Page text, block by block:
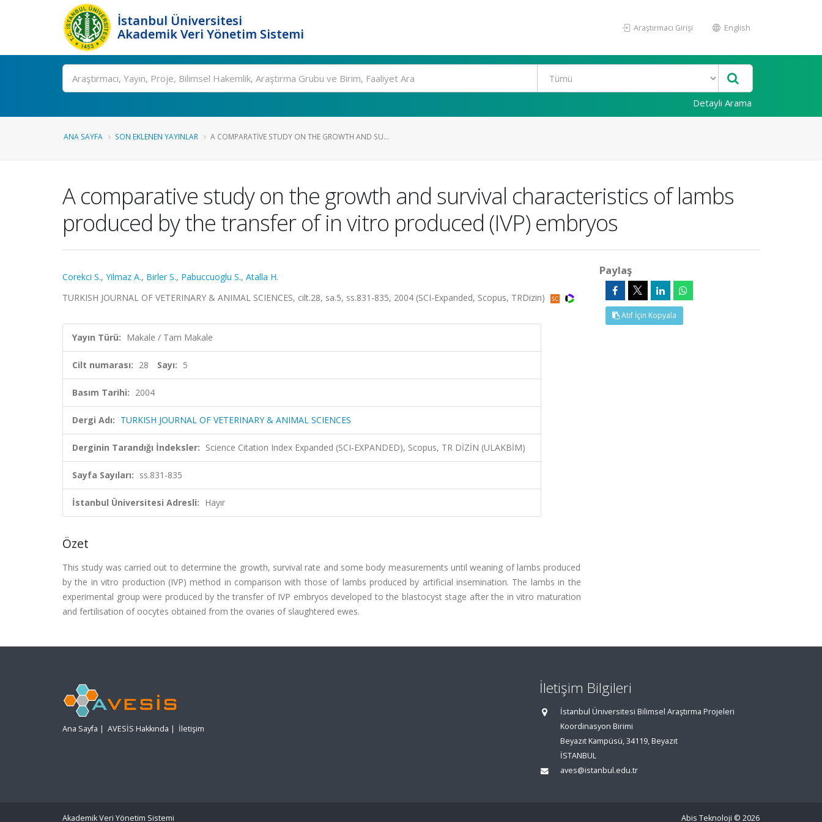
İstanbul Üniversitesi
Akademik Veri Yönetim Sistemi
Araştırmacı Girişi English
Ara
Detaylı Arama
ANA SAYFA SON EKLENEN YAYINLAR A COMPARATIVE STUDY ON THE GROWTH AND SU...
A comparative study on the growth and survival characteristics of lambs
produced by the transfer of in vitro produced (IVP) embryos
Corekci S., Yilmaz A., Birler S., Pabuccuoglu S., Atalla H.
TURKISH JOURNAL OF VETERINARY & ANIMAL SCIENCES, cilt.28, sa.5, ss.831-835, 2004 (SCI-Expanded, Scopus, TRDizin)
Yayın Türü: Makale / Tam Makale
Cilt numarası: 28 Sayı: 5
Basım Tarihi: 2004
Dergi Adı: TURKISH JOURNAL OF VETERINARY & ANIMAL SCIENCES
Derginin Tarandığı İndeksler: Science Citation Index Expanded (SCI-EXPANDED), Scopus, TR DİZİN (ULAKBİM)
Sayfa Sayıları: ss.831-835
İstanbul Üniversitesi Adresli: Hayır
Özet
This study was carried out to determine the growth, survival rate and some body measurements until weaning of lambs produced
by the in vitro production (IVP) method in comparison with those of lambs produced by artificial insemination. The lambs in the
experimental group were produced by the transfer of IVP embryos developed to the blastocyst stage after the in vitro maturation
and fertilisation of oocytes obtained from the ovaries of slaughtered ewes.
Paylaş
Atıf İçin Kopyala
Ana Sayfa | AVESİS Hakkında | İletişim
İletişim Bilgileri
İstanbul Üniversitesi Bilimsel Araştırma Projeleri
Koordinasyon Birimi
Beyazıt Kampüsü, 34119, Beyazıt
İSTANBUL
aves@istanbul.edu.tr
Akademik Veri Yönetim Sistemi Abis Teknoloji © 2026